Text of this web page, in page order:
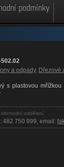
podmínky
502.02
a odpady, Dřezové
s plastovou
obchodní oddělení
482 750 999, email: